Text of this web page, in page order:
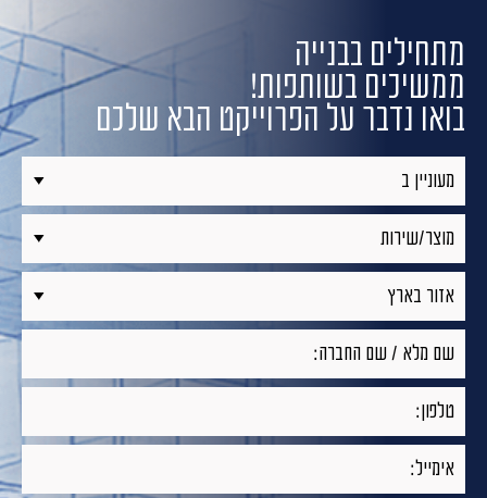
מתחילים בבנייה
ממשיכים בשותפות!
בואו נדבר על הפרוייקט הבא שלכם